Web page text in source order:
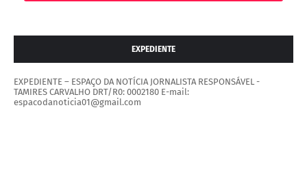
EXPEDIENTE
EXPEDIENTE – ESPAÇO DA NOTÍCIA JORNALISTA RESPONSÁVEL -
TAMIRES CARVALHO DRT/R0: 0002180 E-mail:
espacodanoticia01@gmail.com